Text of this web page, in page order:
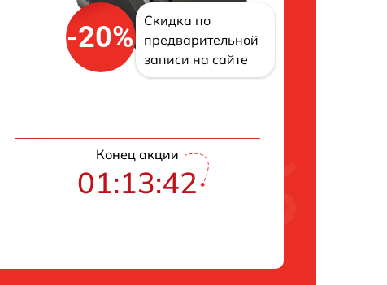
-20%
Скидка по
предварительной
записи на сайте
Конец акции
01:13:41